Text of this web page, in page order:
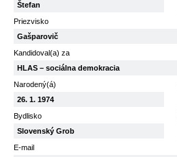
Štefan
Priezvisko
Gašparovič
Kandidoval(a) za
HLAS – sociálna demokracia
Narodený(á)
26. 1. 1974
Bydlisko
Slovenský Grob
E-mail